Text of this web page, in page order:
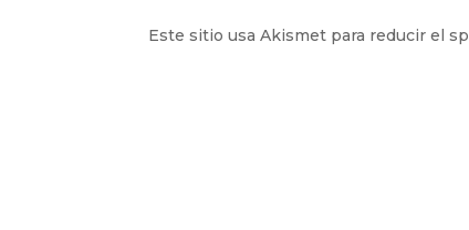
Este sitio usa Akismet para reducir el